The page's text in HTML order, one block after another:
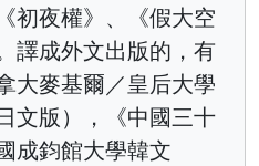
初夜權》、《假大空
譯成外文出版的，有
大麥基爾／皇后大學
文版），《中國三十
成鈞館大學韓文